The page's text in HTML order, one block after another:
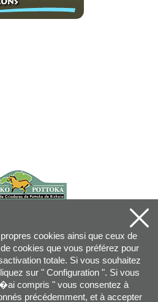
cookies ainsi que ceux de
cookies que vous préférez pour
totale. Si vous souhaitez
sur " Configuration ". Si vous
compris " vous consentez à
précédemment, et à accepter